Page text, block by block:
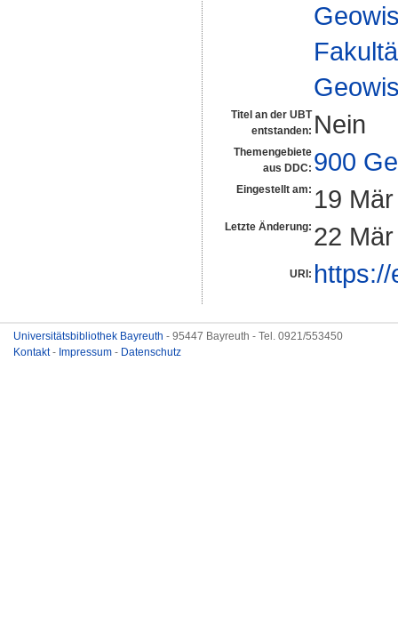
Titel an der UBT
entstanden: Nein
Themengebiete
aus DDC: 900
Eingestellt am: 19
Letzte Änderung: 22
URI:
Universitätsbibliothek Bayreuth - 95447 Bayreuth - Tel. 0921/553450
Kontakt- Impressum - Datenschutz